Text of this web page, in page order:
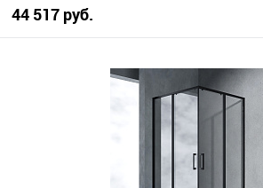
44 517 руб.
В корзину
В